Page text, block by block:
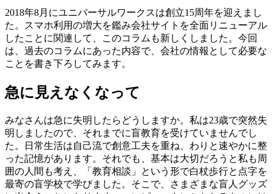
2018年8月にユニバーサルワークスは創立15周年を迎えまし
た。スマホ利用の増大を鑑み会社サイトを全面リニューアル
したことに関連して、このコラムも新しくしました。今回
は、過去のコラムにあった内容で、会社の情報として必要な
ことを書き下ろしてみます。
急に見えなくなって
みなさんは急に失明したらどうしますか。私は23歳で突然失
明しましたので、それまでに盲教育を受けていませんでし
た。日常生活は自己流で創意工夫を重ね、わりと速やかに整
った記憶があります。それでも、基本は大切だろうと私も周
囲の人間も考え、「教育相談」という形で白杖歩行と点字を
最寄の盲学校で学びました。そこで、さまざまな盲人グッズ